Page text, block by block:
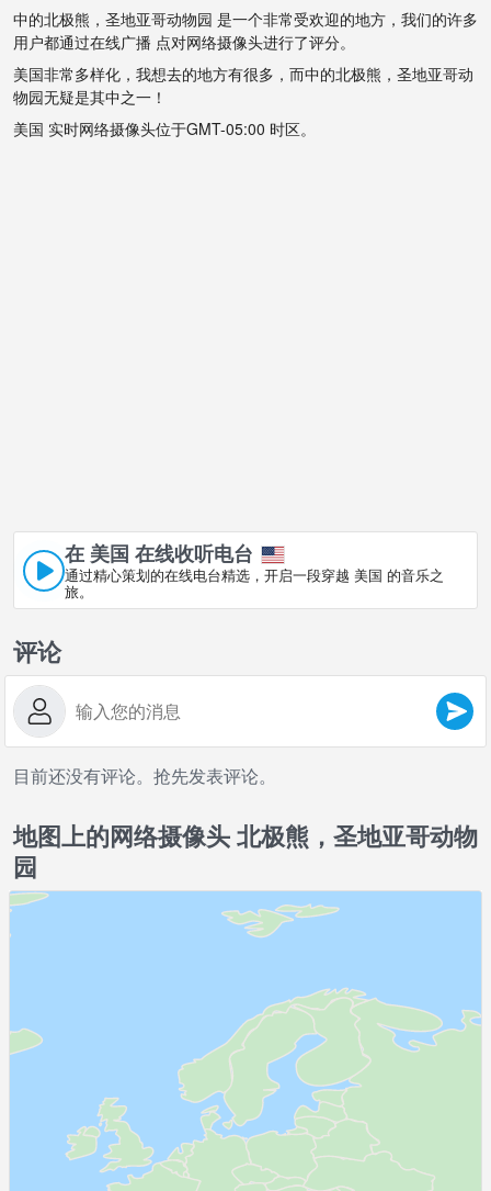
中的北极熊，圣地亚哥动物园 是一个非常受欢迎的地方，我们的许多
用户都通过在线广播 点对网络摄像头进行了评分。
美国非常多样化，我想去的地方有很多，而中的北极熊，圣地亚哥动
物园无疑是其中之一！
美国 实时网络摄像头位于GMT-05:00 时区。
在 美国 在线收听电台
通过精心策划的在线电台精选，开启一段穿越 美国 的音乐之
旅。
评论
目前还没有评论。抢先发表评论。
地图上的网络摄像头 北极熊，圣地亚哥动物
园